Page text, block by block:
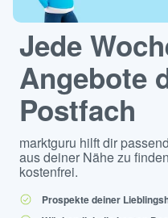
Jede
Angebote
Postfach
marktguru hilft dir
aus deiner Nähe zu
kostenfrei.
Prospekte deiner